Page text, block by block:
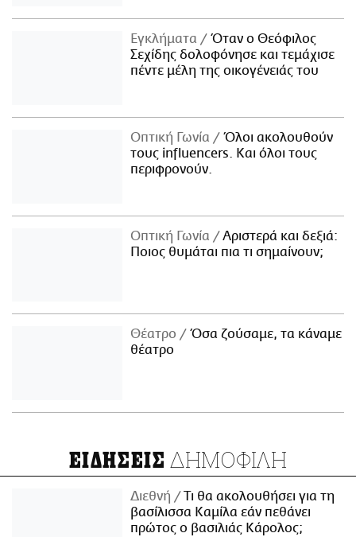
Εγκλήματα
Όταν ο Θεόφιλος
Σεχίδης δολοφόνησε και τεμάχισε
πέντε μέλη της οικογένειάς του
Οπτική Γωνία
Όλοι ακολουθούν
τους influencers. Και όλοι τους
περιφρονούν.
Οπτική Γωνία
Αριστερά και δεξιά:
Ποιος θυμάται πια τι σημαίνουν;
Θέατρο
Όσα ζούσαμε, τα κάναμε
θέατρο
ΕΙΔΗΣΕΙΣ ΔΗΜΟΦΙΛΗ
Διεθνή
Τι θα ακολουθήσει για τη
βασίλισσα Καμίλα εάν πεθάνει
πρώτος ο βασιλιάς Κάρολος;